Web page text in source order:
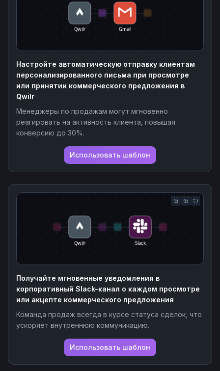
Qwilr Gmail
Настройте автоматическую отправку клиентам
персонализированного письма при просмотре
или принятии коммерческого предложения в
Qwilr
Менеджеры по продажам могут мгновенно
реагировать на активность клиента, повышая
конверсию до 30%.
Использовать шаблон
Qwilr Slack
Получайте мгновенные уведомления в
корпоративный Slack-канал о каждом просмотре
или акцепте коммерческого предложения
Команда продаж всегда в курсе статуса сделок, что
ускоряет внутреннюю коммуникацию.
Использовать шаблон